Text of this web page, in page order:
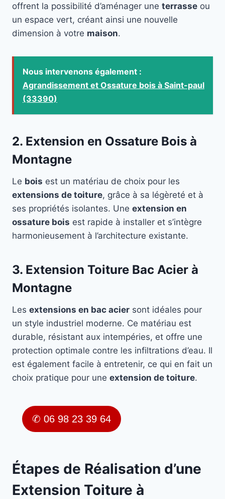
offrent la possibilité d’aménager une terrasse ou
un espace vert, créant ainsi une nouvelle
dimension à votre maison.
Nous intervenons également :
Agrandissement et Ossature bois à Saint-paul
(33390)
2. Extension en Ossature Bois à
Montagne
Le bois est un matériau de choix pour les
extensions de toiture, grâce à sa légèreté et à
ses propriétés isolantes. Une extension en
ossature bois est rapide à installer et s’intègre
harmonieusement à l’architecture existante.
3. Extension Toiture Bac Acier à
Montagne
Les extensions en bac acier sont idéales pour
un style industriel moderne. Ce matériau est
durable, résistant aux intempéries, et offre une
protection optimale contre les infiltrations d’eau. Il
est également facile à entretenir, ce qui en fait un
choix pratique pour une extension de toiture.
✆ 06 98 23 39 64
Étapes de Réalisation d’une
Extension Toiture à